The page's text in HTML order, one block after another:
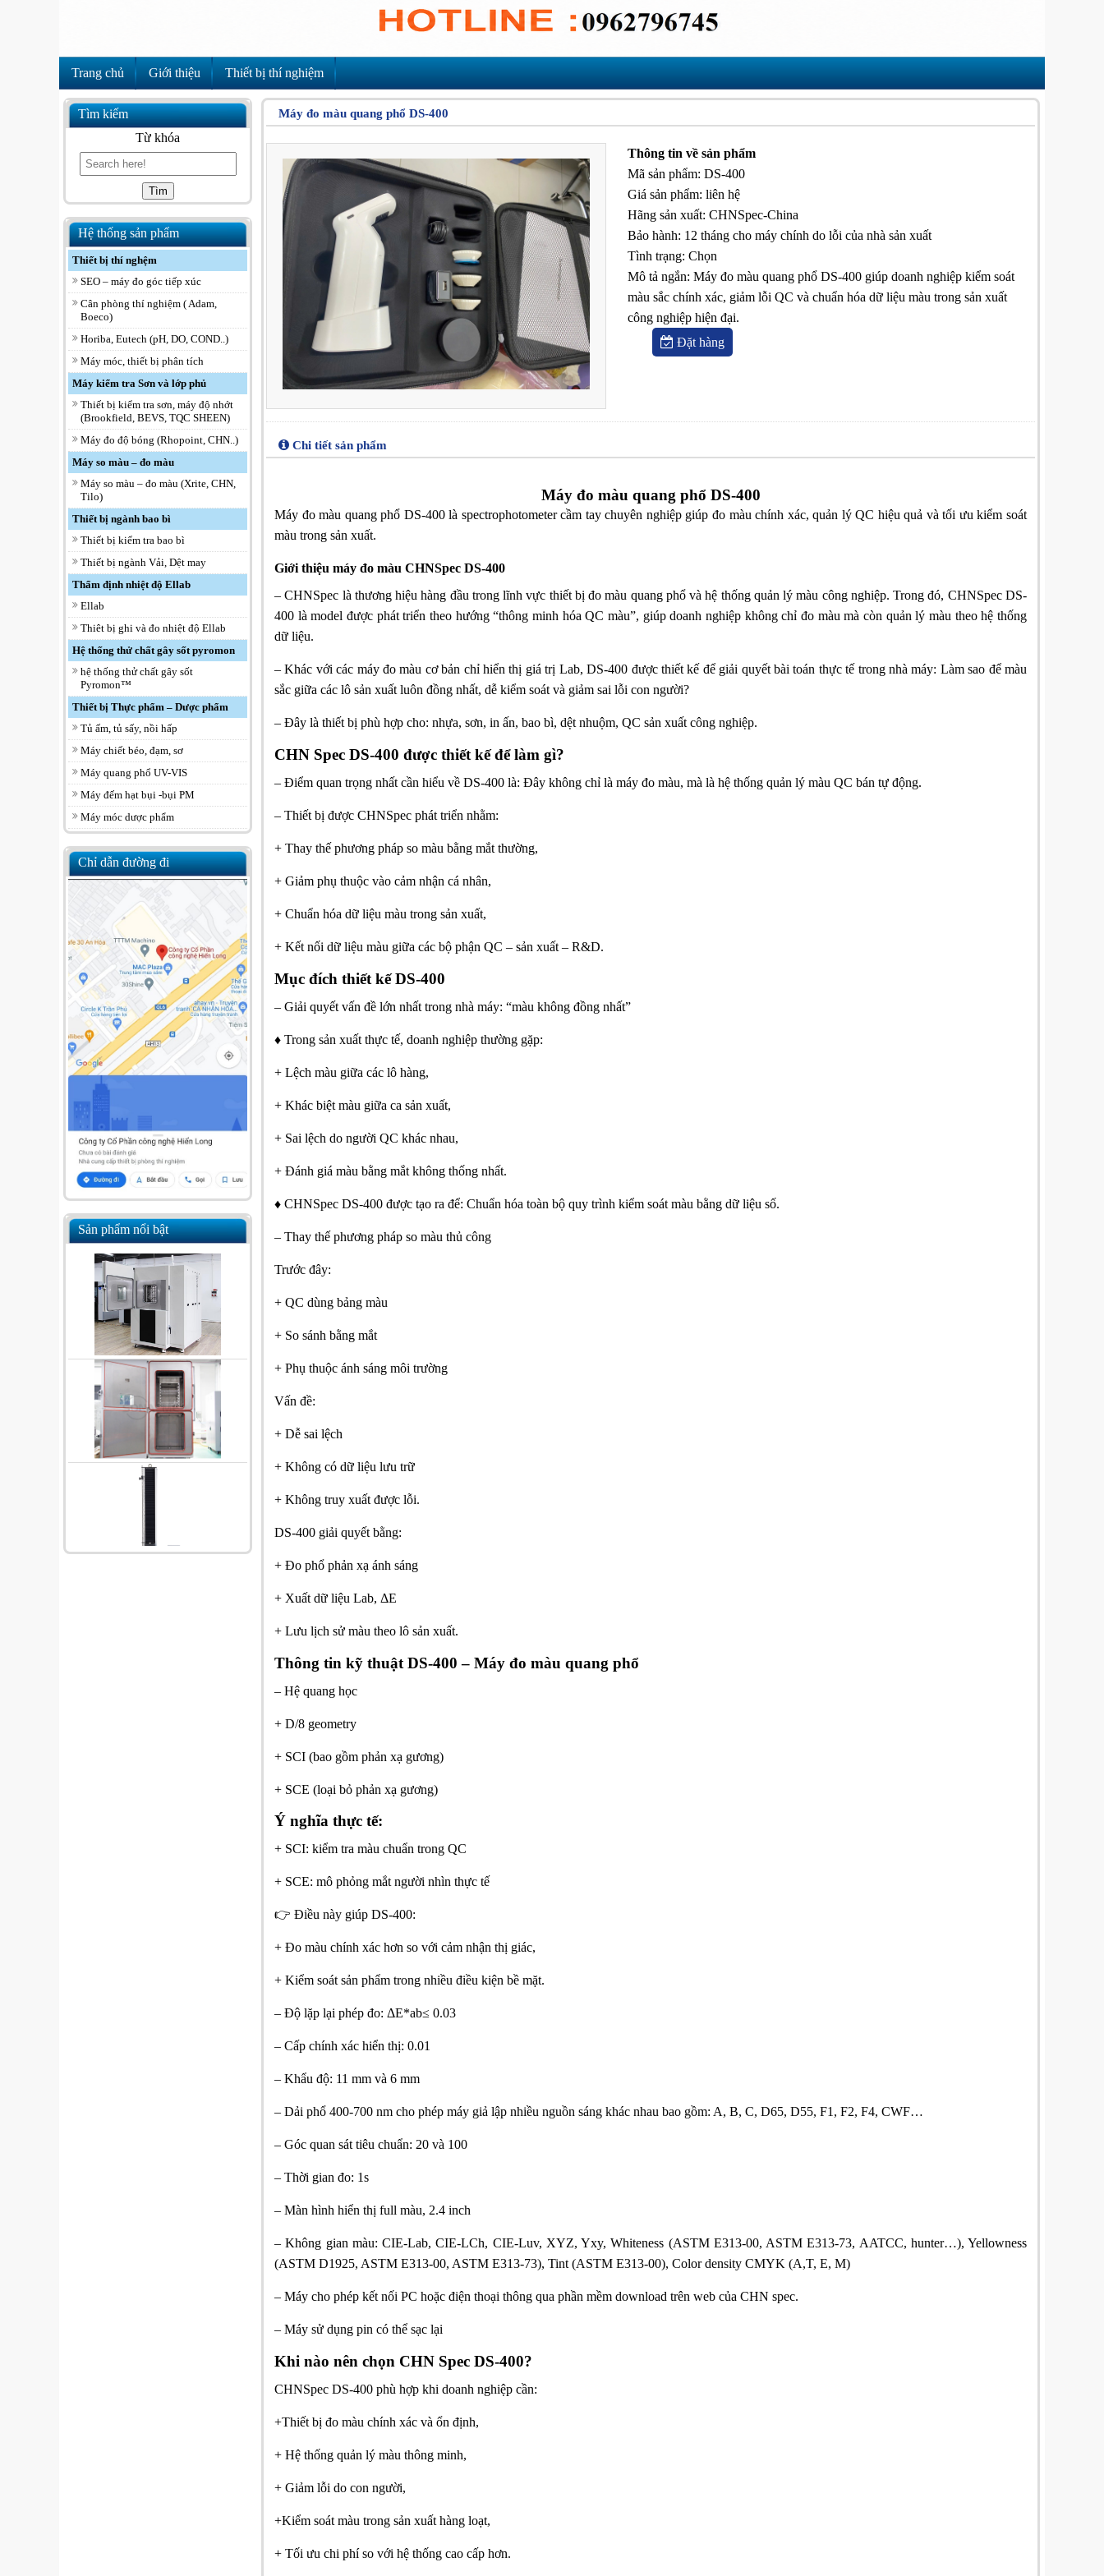
Trang chủ Giới thiệu Thiết bị thí nghiệm
Tìm kiếm
Từ khóa
Hệ thống sản phẩm
Thiết bị thí nghệm
SEO – máy đo góc tiếp xúc
Cân phòng thí nghiệm ( Adam,
Boeco)
Horiba, Eutech (pH, DO, COND..)
Máy móc, thiết bị phân tích
Máy kiểm tra Sơn và lớp phủ
Thiết bị kiểm tra sơn, máy độ nhớt
(Brookfield, BEVS, TQC SHEEN)
Máy đo độ bóng (Rhopoint, CHN..)
Máy so màu – đo màu
Máy so màu – đo màu (Xrite, CHN,
Tilo)
Thiết bị ngành bao bì
Thiết bị kiểm tra bao bì
Thiết bị ngành Vải, Dệt may
Thẩm định nhiệt độ Ellab
Ellab
Thiêt bị ghi và đo nhiệt độ Ellab
Hệ thống thử chất gây sốt pyromon
hệ thống thử chất gây sốt
Pyromon™
Thiết bị Thực phẩm – Dược phẩm
Tủ ấm, tủ sấy, nồi hấp
Máy chiết béo, đạm, sơ
Máy quang phổ UV-VIS
Máy đếm hạt bụi -bụi PM
Máy móc dược phẩm
Chỉ dẫn đường đi
Sản phẩm nổi bật
Máy đo màu quang phổ DS-400
Thông tin về sản phẩm
Mã sản phẩm: DS-400
Giá sản phẩm: liên hệ
Hãng sản xuất: CHNSpec-China
Bảo hành: 12 tháng cho máy chính do lỗi của nhà sản xuất
Tình trạng: Chọn
Mô tả ngắn: Máy đo màu quang phổ DS-400 giúp doanh nghiệp kiểm soát
màu sắc chính xác, giảm lỗi QC và chuẩn hóa dữ liệu màu trong sản xuất
công nghiệp hiện đại.
Đặt hàng
Chi tiết sản phẩm
Máy đo màu quang phổ DS-400
Máy đo màu quang phổ DS-400 là spectrophotometer cầm tay chuyên nghiệp giúp đo màu chính xác, quản lý QC hiệu quả và tối ưu kiểm soát
màu trong sản xuất.
Giới thiệu máy đo màu CHNSpec DS-400
– CHNSpec là thương hiệu hàng đầu trong lĩnh vực thiết bị đo màu quang phổ và hệ thống quản lý màu công nghiệp. Trong đó, CHNSpec DS-
400 là model được phát triển theo hướng “thông minh hóa QC màu”, giúp doanh nghiệp không chỉ đo màu mà còn quản lý màu theo hệ thống
dữ liệu.
– Khác với các máy đo màu cơ bản chỉ hiển thị giá trị Lab, DS-400 được thiết kế để giải quyết bài toán thực tế trong nhà máy: Làm sao để màu
sắc giữa các lô sản xuất luôn đồng nhất, dễ kiểm soát và giảm sai lỗi con người?
– Đây là thiết bị phù hợp cho: nhựa, sơn, in ấn, bao bì, dệt nhuộm, QC sản xuất công nghiệp.
CHN Spec DS-400 được thiết kế để làm gì?
– Điểm quan trọng nhất cần hiểu về DS-400 là: Đây không chỉ là máy đo màu, mà là hệ thống quản lý màu QC bán tự động.
– Thiết bị được CHNSpec phát triển nhằm:
+ Thay thế phương pháp so màu bằng mắt thường,
+ Giảm phụ thuộc vào cảm nhận cá nhân,
+ Chuẩn hóa dữ liệu màu trong sản xuất,
+ Kết nối dữ liệu màu giữa các bộ phận QC – sản xuất – R&D.
Mục đích thiết kế DS-400
– Giải quyết vấn đề lớn nhất trong nhà máy: “màu không đồng nhất”
♦ Trong sản xuất thực tế, doanh nghiệp thường gặp:
+ Lệch màu giữa các lô hàng,
+ Khác biệt màu giữa ca sản xuất,
+ Sai lệch do người QC khác nhau,
+ Đánh giá màu bằng mắt không thống nhất.
♦ CHNSpec DS-400 được tạo ra để: Chuẩn hóa toàn bộ quy trình kiểm soát màu bằng dữ liệu số.
– Thay thế phương pháp so màu thủ công
Trước đây:
+ QC dùng bảng màu
+ So sánh bằng mắt
+ Phụ thuộc ánh sáng môi trường
Vấn đề:
+ Dễ sai lệch
+ Không có dữ liệu lưu trữ
+ Không truy xuất được lỗi.
DS-400 giải quyết bằng:
+ Đo phổ phản xạ ánh sáng
+ Xuất dữ liệu Lab, ΔE
+ Lưu lịch sử màu theo lô sản xuất.
Thông tin kỹ thuật DS-400 – Máy đo màu quang phổ
– Hệ quang học
+ D/8 geometry
+ SCI (bao gồm phản xạ gương)
+ SCE (loại bỏ phản xạ gương)
Ý nghĩa thực tế:
+ SCI: kiểm tra màu chuẩn trong QC
+ SCE: mô phỏng mắt người nhìn thực tế
👉 Điều này giúp DS-400:
+ Đo màu chính xác hơn so với cảm nhận thị giác,
+ Kiểm soát sản phẩm trong nhiều điều kiện bề mặt.
– Độ lặp lại phép đo: ΔE*ab≤ 0.03
– Cấp chính xác hiển thị: 0.01
– Khẩu độ: 11 mm và 6 mm
– Dải phổ 400-700 nm cho phép máy giả lập nhiều nguồn sáng khác nhau bao gồm: A, B, C, D65, D55, F1, F2, F4, CWF…
– Góc quan sát tiêu chuẩn: 20 và 100
– Thời gian đo: 1s
– Màn hình hiển thị full màu, 2.4 inch
– Không gian màu: CIE-Lab, CIE-LCh, CIE-Luv, XYZ, Yxy, Whiteness (ASTM E313-00, ASTM E313-73, AATCC, hunter…), Yellowness
(ASTM D1925, ASTM E313-00, ASTM E313-73), Tint (ASTM E313-00), Color density CMYK (A,T, E, M)
– Máy cho phép kết nối PC hoặc điện thoại thông qua phần mềm download trên web của CHN spec.
– Máy sử dụng pin có thể sạc lại
Khi nào nên chọn CHN Spec DS-400?
CHNSpec DS-400 phù hợp khi doanh nghiệp cần:
+Thiết bị đo màu chính xác và ổn định,
+ Hệ thống quản lý màu thông minh,
+ Giảm lỗi do con người,
+Kiểm soát màu trong sản xuất hàng loạt,
+ Tối ưu chi phí so với hệ thống cao cấp hơn.